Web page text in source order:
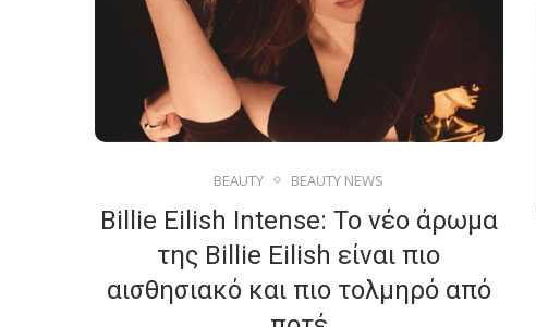
BEAUTY BEAUTY NEWS
Billie Eilish Intense: Το νέο άρωμα
της Billie Eilish είναι πιο
αισθησιακό και πιο τολμηρό από